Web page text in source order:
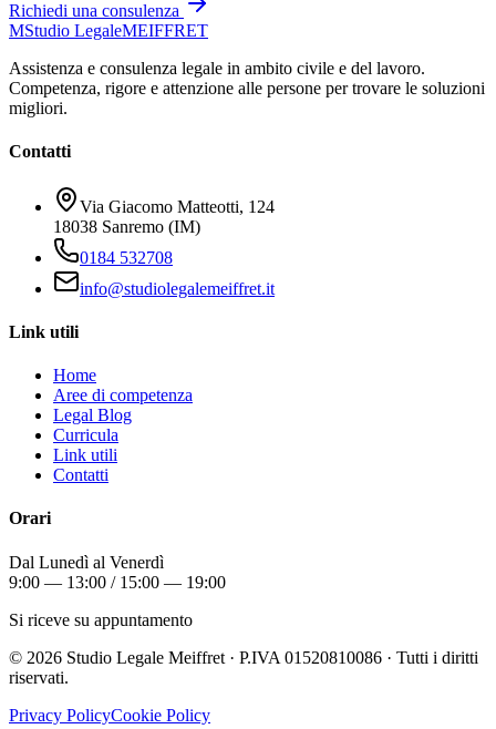
Richiedi una consulenza
MStudio LegaleMEIFFRET
Assistenza e consulenza legale in ambito civile e del lavoro.
Competenza, rigore e attenzione alle persone per trovare le soluzioni
migliori.
Contatti
Via Giacomo Matteotti, 124
18038 Sanremo (IM)
0184 532708
info@studiolegalemeiffret.it
Link utili
Home
Aree di competenza
Legal Blog
Curricula
Link utili
Contatti
Orari
Dal Lunedì al Venerdì
9:00 — 13:00 / 15:00 — 19:00
Si riceve su appuntamento
© 2026 Studio Legale Meiffret · P.IVA 01520810086 · Tutti i diritti
riservati.
Privacy PolicyCookie Policy